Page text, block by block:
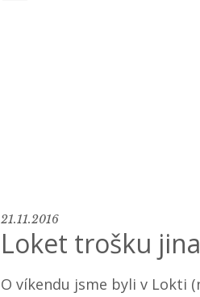
21.11.2016
Loket trošku
O víkendu jsme byli v Lokti